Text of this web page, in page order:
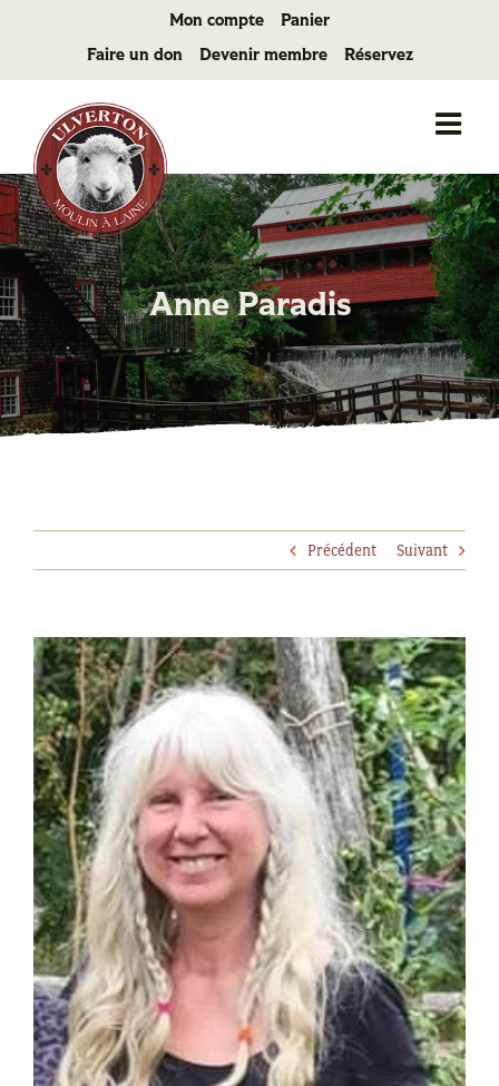
Mon compte Panier
Faire un don Devenir membre Réservez
Anne Paradis
Précédent Suivant
Voir
l'image
agrandie